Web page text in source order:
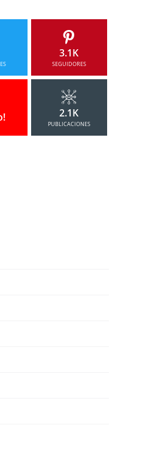
3.1K
SEGUIDORES
2.1K
PUBLICACIONES